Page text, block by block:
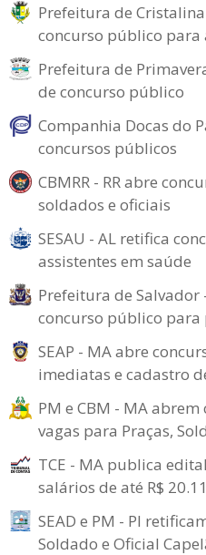
Prefeitura de
concurso público para
Prefeitura de
de concurso público
Companhia Docas do
concursos públicos
CBMRR - RR abre
soldados e oficiais
SESAU - AL retifica
assistentes em saúde
Prefeitura de
concurso público para
SEAP - MA abre
imediatas e cadastro
PM e CBM - MA
vagas para Praças,
TCE - MA publica
salários de até R$
SEAD e PM - PI
Soldado e Oficial